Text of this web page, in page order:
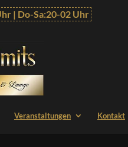
| Do-Sa:20-02 Uhr
Veranstaltungen Kontakt